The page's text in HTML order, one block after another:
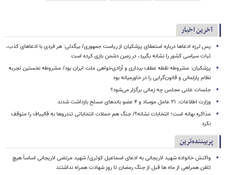
آخرین اخبار
پس لرزه ادعاها درباره استعفای پزشکیان از ریاست جمهوری/ بیگدلی: هر فردی با ادعاهای کذب،
ثبات سیاسی کشور را نشانه بگیرد، در زمین دشمن بازی کرده است
پزشکیان: مشروطه نقطه عطف بیداری و آزادی‌خواهی ملت ایران بود/ مشروطه نخستین تجربه
نظام پارلمانی و قانون‌گرایی را در خاورمیانه بود
جلسات علنی مجلس چه زمانی برگزار می‌شود؟
وزارت اطلاعات: ۲۱ عامل موساد و ۴ عضو باندهای مسلح بازداشت شدند
مذاکره بهانه است؛ انتخابات نشانه؟/ جنگ هم حملات انتخاباتی تندروها به قالیباف را متوقف
نکرد
پربیننده‌ترین
واکنش خانواده شهید لاریجانی به ادعای اسماعیل کوثری/ شهید مرتضی لاریجانی اساساً هیچ
تلفن همراهی از ماه ها قبل از جنگ رمضان تا روز شهادت همراه نداشتند